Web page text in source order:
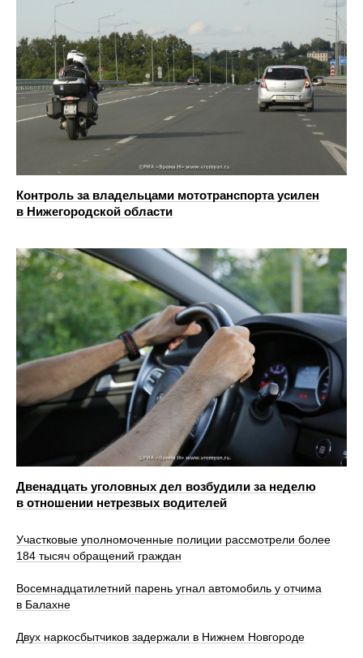
Контроль за владельцами мототранспорта усилен
в Нижегородской области
Двенадцать уголовных дел возбудили за неделю
в отношении нетрезвых водителей
Участковые уполномоченные полиции рассмотрели более
184 тысяч обращений граждан
Восемнадцатилетний парень угнал автомобиль у отчима
в Балахне
Двух наркосбытчиков задержали в Нижнем Новгороде